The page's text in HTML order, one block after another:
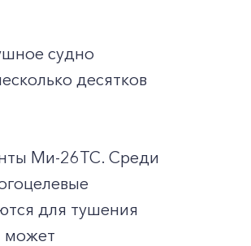
судно
десятков
Ми-26ТС. Среди
для тушения
может